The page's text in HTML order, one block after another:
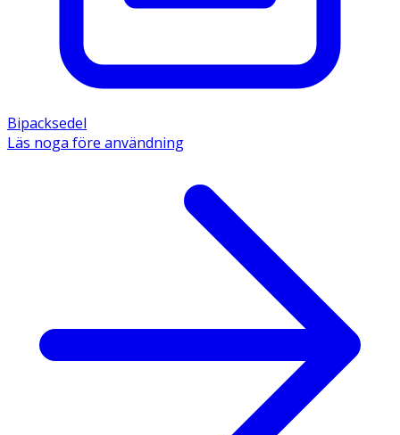
Bipacksedel
Läs noga före användning